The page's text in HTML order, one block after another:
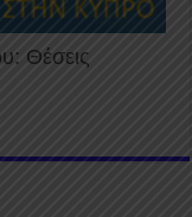
Θέσεις